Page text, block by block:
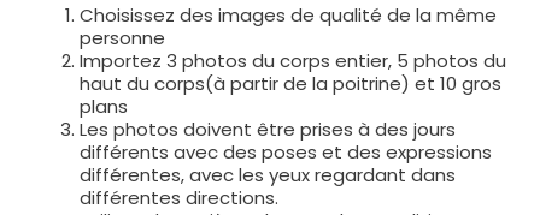
Choisissez des images de qualité de la même
personne
Importez 3 photos du corps entier, 5 photos du
haut du corps(à partir de la poitrine) et 10 gros
plans
Les photos doivent être prises à des jours
différents avec des poses et des expressions
différentes, avec les yeux regardant dans
différentes directions.